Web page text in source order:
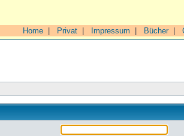
Home Privat Impressum Bücher|